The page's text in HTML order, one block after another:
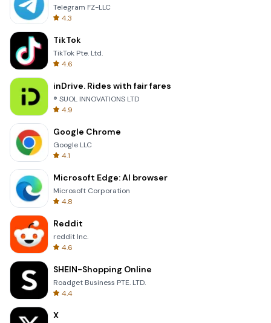
Telegram FZ-LLC
4.3
TikTok
TikTok Pte. Ltd.
4.6
inDrive. Rides with fair fares
® SUOL INNOVATIONS LTD
4.9
Google Chrome
Google LLC
4.1
Microsoft Edge: AI browser
Microsoft Corporation
4.8
Reddit
reddit Inc.
4.6
SHEIN-Shopping Online
Roadget Business PTE. LTD.
4.4
X